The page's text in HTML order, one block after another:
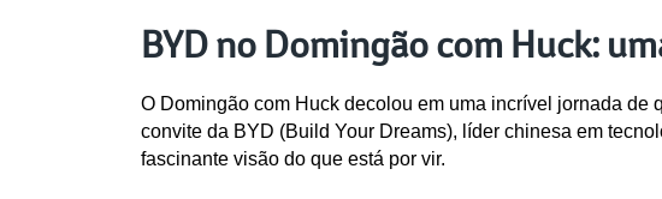
BYD no Domingão com Huck:
O Domingão com Huck decolou em uma incrível jornada
convite da BYD (Build Your Dreams), líder chinesa em
fascinante visão do que está por vir.